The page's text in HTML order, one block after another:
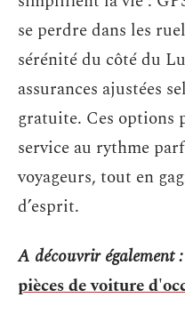
se perdre dans les
sérénité du côté du
assurances ajustées
gratuite. Ces options
service au rythme
voyageurs, tout en
d’esprit.
A découvrir également :
pièces de voiture